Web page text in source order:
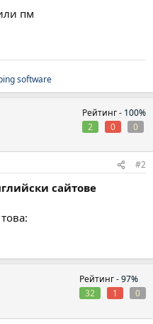
пм
software
Рейтинг - 100%
2
0 0
#2
сайтове
Рейтинг -97%
32
1 0